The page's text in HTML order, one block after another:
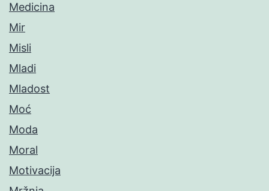
Medicina
Mir
Misli
Mladi
Mladost
Moć
Moda
Moral
Motivacija